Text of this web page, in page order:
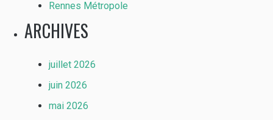
Rennes Métropole
ARCHIVES
juillet 2026
juin 2026
mai 2026